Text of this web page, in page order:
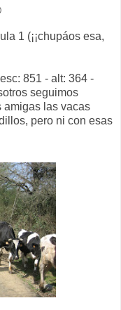
1 (¡¡chupáos esa,
851 - alt: 364 -
seguimos
amigas las vacas
pero ni con esas